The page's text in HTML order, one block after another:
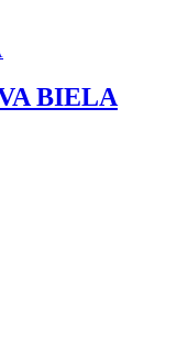
BIELA